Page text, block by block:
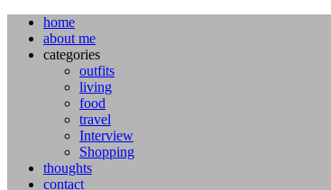
home
about me
categories
outfits
living
food
travel
Interview
Shopping
thoughts
contact